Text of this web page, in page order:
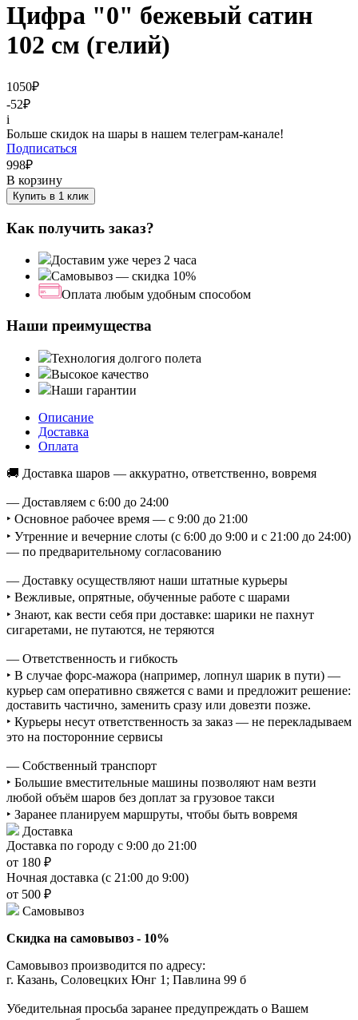
Цифра "0" бежевый сатин
102 см (гелий)
1050₽
-52₽
i
Больше скидок на шары в нашем телеграм-канале!
Подписаться
998₽
В корзину
Купить в 1 клик
Как получить заказ?
Доставим уже через 2 часа
Самовывоз — скидка 10%
Оплата любым удобным способом
Наши преимущества
Технология долгого полета
Высокое качество
Наши гарантии
Описание
Доставка
Оплата
🚚 Доставка шаров — аккуратно, ответственно, вовремя
— Доставляем с 6:00 до 24:00
‣ Основное рабочее время — с 9:00 до 21:00
‣ Утренние и вечерние слоты (с 6:00 до 9:00 и с 21:00 до 24:00)
— по предварительному согласованию
— Доставку осуществляют наши штатные курьеры
‣ Вежливые, опрятные, обученные работе с шарами
‣ Знают, как вести себя при доставке: шарики не пахнут
сигаретами, не путаются, не теряются
— Ответственность и гибкость
‣ В случае форс-мажора (например, лопнул шарик в пути) —
курьер сам оперативно свяжется с вами и предложит решение:
доставить частично, заменить сразу или довезти позже.
‣ Курьеры несут ответственность за заказ — не перекладываем
это на посторонние сервисы
— Собственный транспорт
‣ Большие вместительные машины позволяют нам везти
любой объём шаров без доплат за грузовое такси
‣ Заранее планируем маршруты, чтобы быть вовремя
Доставка
Доставка по городу с 9:00 до 21:00
от 180 ₽
Ночная доставка (с 21:00 до 9:00)
от 500 ₽
Самовывоз
Скидка на самовывоз - 10%
Самовывоз производится по адресу:
г. Казань, Соловецких Юнг 1; Павлина 99 б
Убедительная просьба заранее предупреждать о Вашем